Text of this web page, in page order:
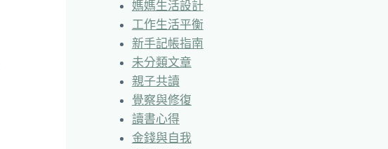
媽媽生活設計
工作生活平衡
新手記帳指南
未分類文章
親子共讀
覺察與修復
讀書心得
金錢與自我